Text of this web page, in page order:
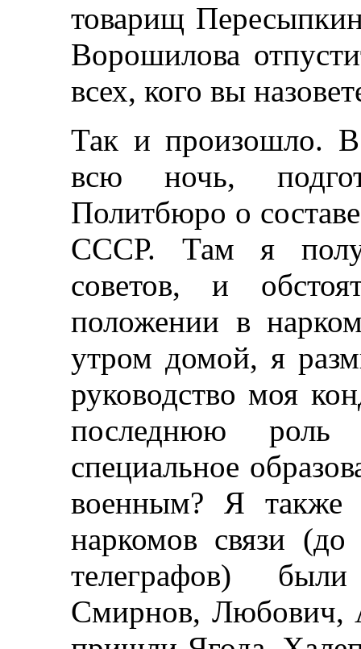
товарищ
Ворошилова
всех, кого вы
Так и произошло.
всю ночь,
Политбюро о
СССР. Там я
советов, и
положении в
утром домой, я
руководство моя
последнюю
специальное
военным? Я также
наркомов связи
телеграфов)
Смирнов, Любович,